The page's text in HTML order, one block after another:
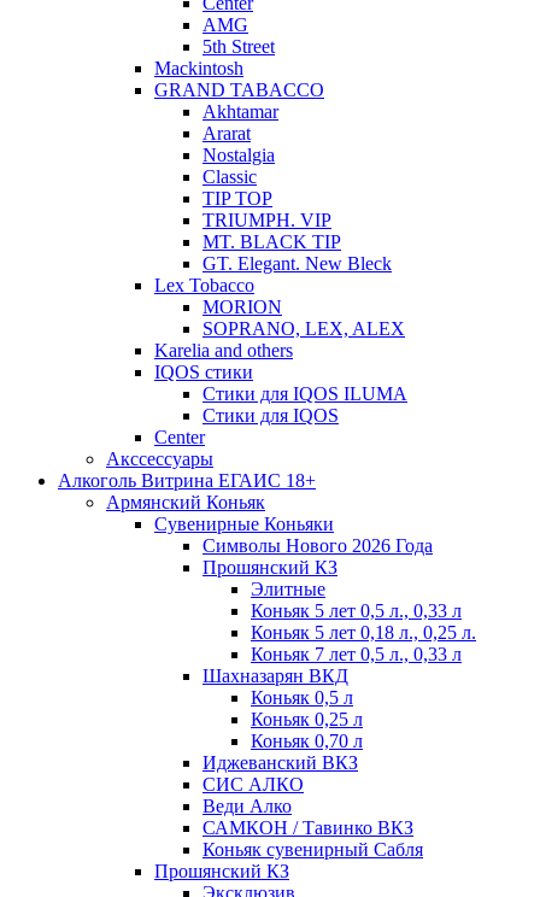
AMG
5th Street
Mackintosh
GRAND TABACCO
Akhtamar
Ararat
Nostalgia
Classic
TIP TOP
TRIUMPH. VIP
MT. BLACK TIP
GT. Elegant. New Bleck
Lex Tobacco
MORION
SOPRANO, LEX, ALEX
Karelia and others
IQOS стики
Стики для IQOS ILUMA
Стики для IQOS
Сenter
Акссессуары
Алкоголь Витрина ЕГАИС 18+
Армянский Коньяк
Сувенирные Коньяки
Символы Нового 2026 Года
Прошянский КЗ
Элитные
Коньяк 5 лет 0,5 л., 0,33 л
Коньяк 5 лет 0,18 л., 0,25 л.
Коньяк 7 лет 0,5 л., 0,33 л
Шахназарян ВКД
Коньяк 0,5 л
Коньяк 0,25 л
Коньяк 0,70 л
Иджеванский ВКЗ
СИС АЛКО
Веди Алко
САМКОН / Тавинко ВКЗ
Коньяк сувенирный Сабля
Прошянский КЗ
Эксклюзив